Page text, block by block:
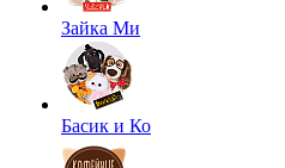
Зайка Ми
Басик и Ко